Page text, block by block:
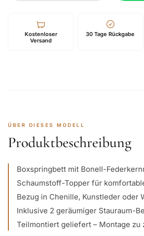
Kostenloser
Versand
30 Tage Rückgabe
ÜBER DIESES MODELL
Produktbeschreibung
Boxspringbett mit Bonell-
Schaumstoff-Topper für
Bezug in Chenille, Kunstleder oder
Inklusive 2 geräumiger Stauraum-
Teilmontiert geliefert – Montage zu